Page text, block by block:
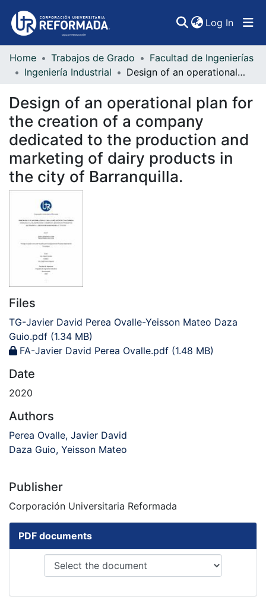
Log In
Communities & Collections
Statistics
Home Trabajos de Grado
Facultad de Ingenierías
Ingeniería Industrial
Design of an operational plan for the creation of a company dedicated to the production and marketing of dairy products in the city of Barranquilla.
Design of an operational plan for
the creation of a company
dedicated to the production and
marketing of dairy products in
the city of Barranquilla.
Files
TG-Javier David Perea Ovalle-Yeisson Mateo Daza
Guio.pdf (1.34 MB)
FA-Javier David Perea Ovalle.pdf (1.48 MB)
Date
2020
Authors
Perea Ovalle, Javier David
Daza Guio, Yeisson Mateo
Publisher
Corporación Universitaria Reformada
PDF documents